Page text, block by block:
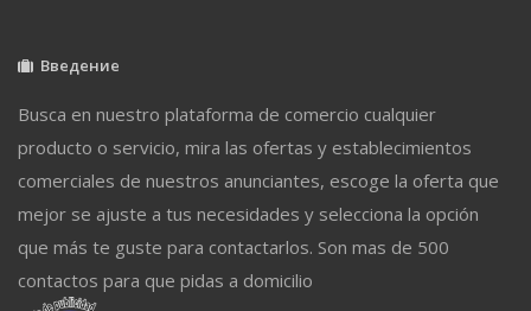
Введение
Busca en nuestro plataforma de comercio cualquier
producto o servicio, mira las ofertas y establecimientos
comerciales de nuestros anunciantes, escoge la oferta que
mejor se ajuste a tus necesidades y selecciona la opción
que más te guste para contactarlos. Son mas de 500
contactos para que pidas a domicilio